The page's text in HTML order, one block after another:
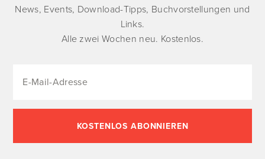
News, Events, Download-Tipps, Buchvorstellungen und
Links.
Alle zwei Wochen neu. Kostenlos.